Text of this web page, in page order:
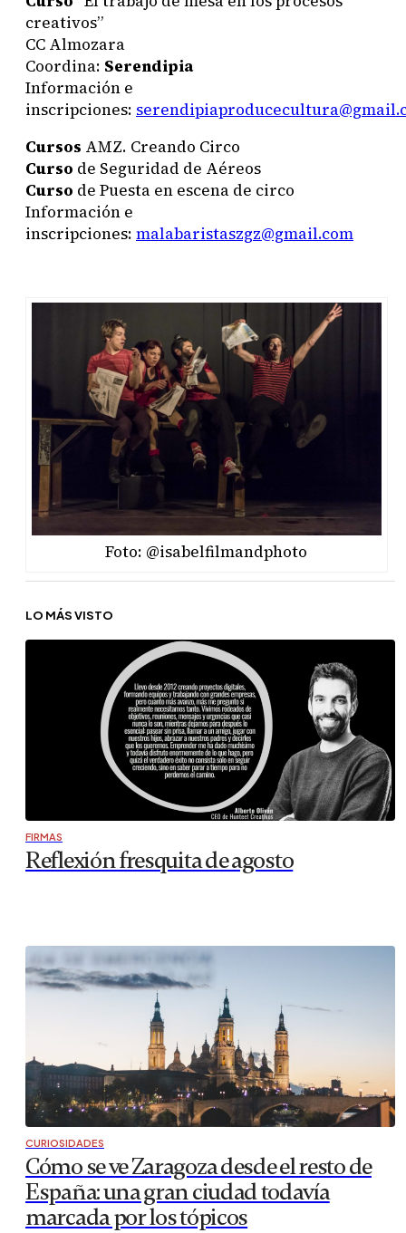
creativos”
CC Almozara
Coordina: Serendipia
Información e
inscripciones:
Cursos AMZ. Creando Circo
Curso de Seguridad de Aéreos
Curso de Puesta en escena de circo
Información e
inscripciones: malabaristaszgz@gmail.com
Foto: @isabelfilmandphoto
LO MÁS VISTO
FIRMAS
Reflexión fresquita de agosto
CURIOSIDADES
Cómo se ve Zaragoza desde el resto de
España: una gran ciudad todavía
marcada por los tópicos